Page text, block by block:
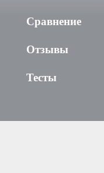
Сравнение
Отзывы
Тесты